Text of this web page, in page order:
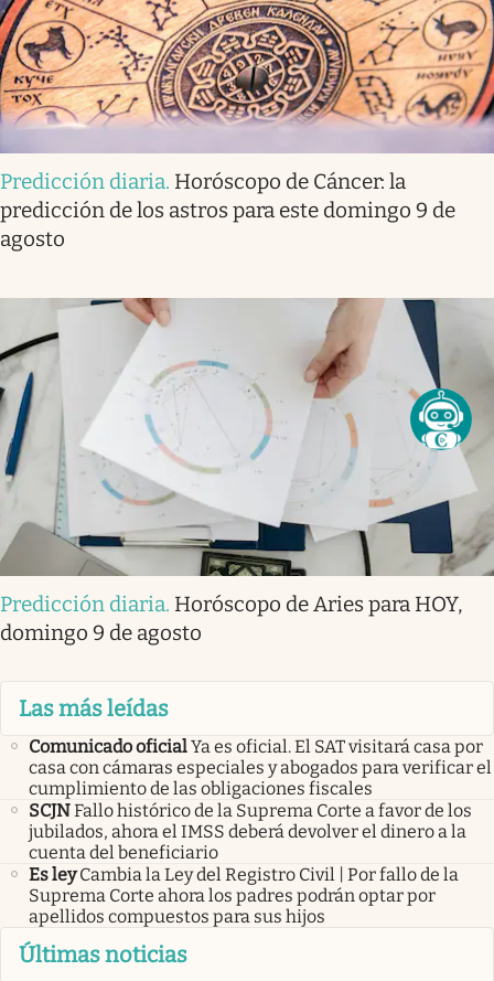
Predicción diaria. Horóscopo de Cáncer: la
predicción de los astros para este domingo 9 de
agosto
Predicción diaria. Horóscopo de Aries para HOY,
domingo 9 de agosto
Las más leídas
Comunicado oficialYa es oficial. El SAT visitará casa por
casa con cámaras especiales y abogados para verificar el
cumplimiento de las obligaciones fiscales
SCJNFallo histórico de la Suprema Corte a favor de los
jubilados, ahora el IMSS deberá devolver el dinero a la
cuenta del beneficiario
Es ley Cambia la Ley del Registro Civil | Por fallo de la
Suprema Corte ahora los padres podrán optar por
apellidos compuestos para sus hijos
Últimas noticias